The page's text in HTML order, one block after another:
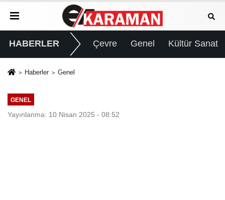
HABERLER Çevre Genel Kültür Sanat
Haberler Genel
GENEL
Yayınlanma: 10 Nisan 2025 - 08:52